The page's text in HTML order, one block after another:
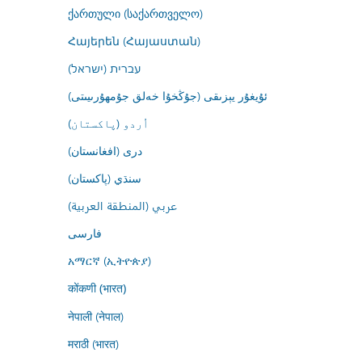
ქართული (საქართველო)
Հայերեն (Հայաստան)
עברית (ישראל)
ئۇيغۇر يېزىقى (جۇڭخۇا خەلق جۇمھۇرىيىتى)
اُردو (پاکستان)
درى (افغانستان)
سنڌي (پاکستان)
عربي (المنطقة العربية)
فارسى
አማርኛ (ኢትዮጵያ)
कोंकणी (भारत)
नेपाली (नेपाल)
मराठी (भारत)